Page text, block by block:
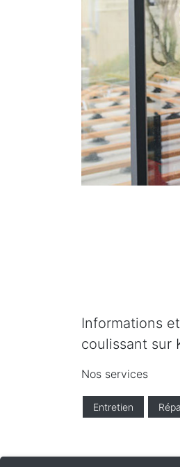
Informations
coulissant sur
Nos services
Entretien